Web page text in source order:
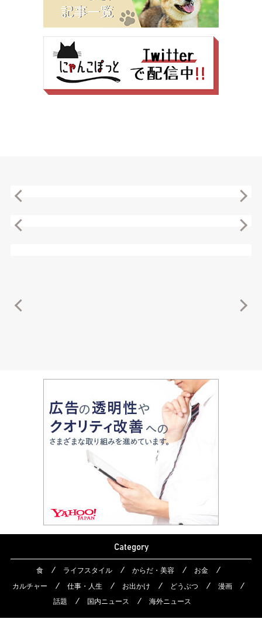
Category
食 ライフスタイル からだ・美容
お金
カルチャー
仕事・人生 お出かけ どうぶつ
漫画
話題
国内ニュース 海外ニュース